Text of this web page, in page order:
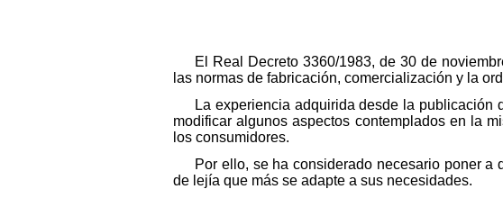
El Real Decreto 3360/1983, de 30 de
las normas de fabricación, comercialización y la
La experiencia adquirida desde la publicación
modificar algunos aspectos contemplados en la
los consumidores.
Por ello, se ha considerado necesario poner
de lejía que más se adapte a sus necesidades.